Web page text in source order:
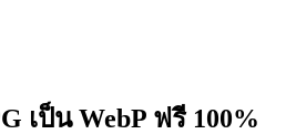
เป็น WebP ฟรี 100%